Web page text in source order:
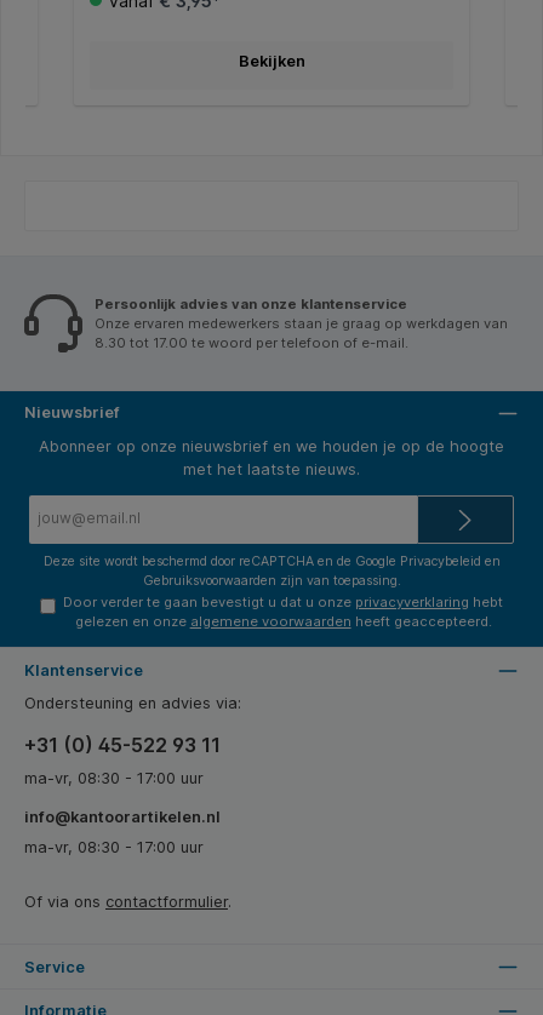
Bekijken
Persoonlijk advies van onze klantenservice
Onze ervaren medewerkers staan je graag op werkdagen van
8.30 tot 17.00 te woord per telefoon of e-mail.
Nieuwsbrief
Abonneer op onze nieuwsbrief en we houden je op de hoogte
met het laatste nieuws.
Deze site wordt beschermd door reCAPTCHA en de Google Privacybeleid en
Gebruiksvoorwaarden zijn van toepassing.
Door verder te gaan bevestigt u dat u onze privacyverklaring hebt
gelezen en onze algemene voorwaarden heeft geaccepteerd.
Klantenservice
Ondersteuning en advies via:
+31 (0) 45-522 93 11
ma-vr, 08:30 - 17:00 uur
info@kantoorartikelen.nl
ma-vr, 08:30 - 17:00 uur
Of via ons contactformulier.
Service
Informatie